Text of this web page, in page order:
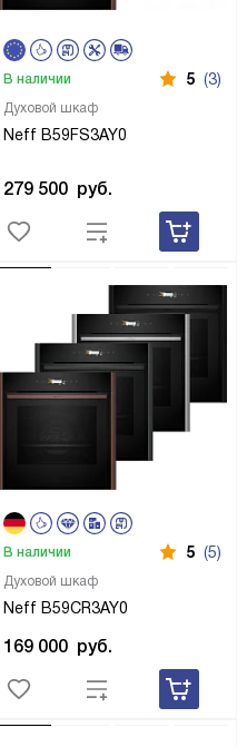
Духовой шкаф
Neff B59FS3AY0
В наличии 5 (3)
279 500 руб.
Духовой шкаф
Neff B59CR3AY0
В наличии 5 (5)
169 000 руб.